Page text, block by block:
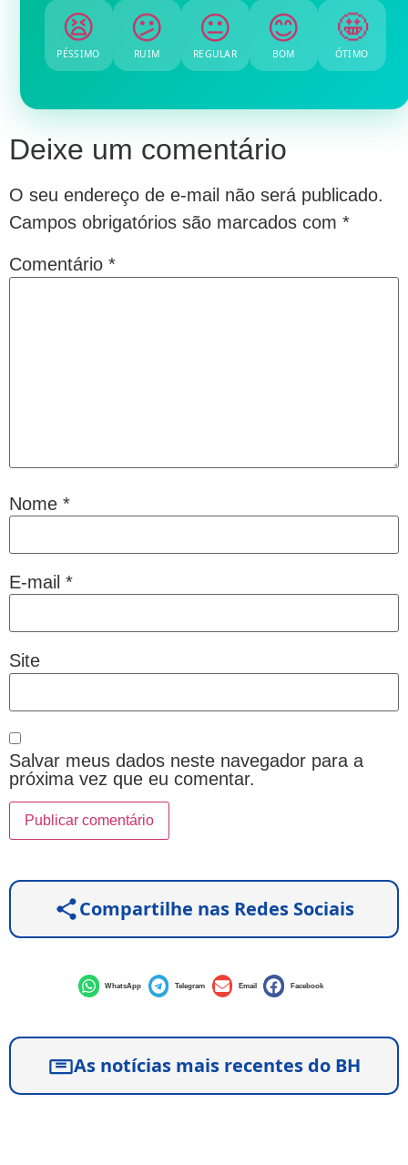
😫
PÉSSIMO
😕
RUIM
😐
REGULAR
😊
BOM
🤩
ÓTIMO
Deixe um comentário
O seu endereço de e-mail não será publicado.
Campos obrigatórios são marcados com *
Comentário *
Nome *
E-mail *
Site
Salvar meus dados neste navegador para a
próxima vez que eu comentar.
Compartilhe nas Redes Sociais
WhatsApp Telegram Email Facebook
As notícias mais recentes do BH